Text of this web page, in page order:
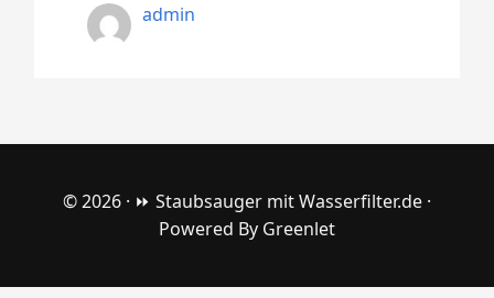
admin
© 2026 · ⏩ Staubsauger mit Wasserfilter.de ·
Powered By Greenlet